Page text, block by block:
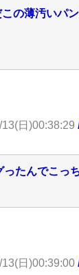
の薄汚いパ
日)00:38:29
たんでこっ
日)00:39:00